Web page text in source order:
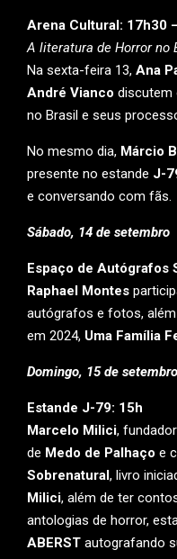
Arena Cultural: 17h30
A literatura de Horror no
Na sexta-feira 13, Ana
André Vianco discutem
no Brasil e seus
No mesmo dia, Márcio
presente no estande J-
e conversando com fãs.
Sábado, 14 de setembro
Espaço de Autógrafos
Raphael Montes
autógrafos e fotos,
em 2024, Uma Família
Domingo, 15 de setembro
Estande J-79: 15h
Marcelo Milici,
de Medo de Palhaço e
Sobrenatural, livro
Milici, além de ter
antologias de horror,
ABERST autografando